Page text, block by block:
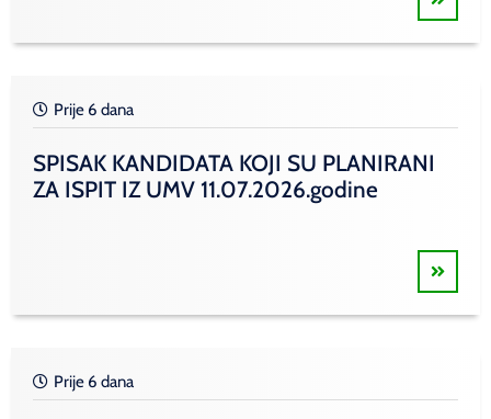
Prije 6 dana
SPISAK KANDIDATA KOJI SU PLANIRANI
ZA ISPIT IZ UMV 11.07.2026.godine
Prije 6 dana